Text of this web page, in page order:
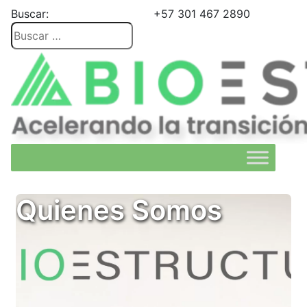
Buscar: +57 301 467 2890
Quienes Somos